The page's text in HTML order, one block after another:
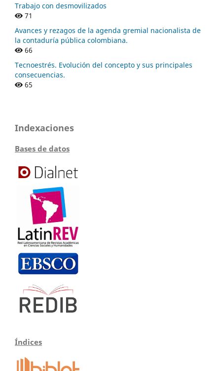
Trabajo con desmovilizados
71
Avances y rezagos de la agenda gremial nacionalista de
la contaduría pública colombiana.
66
Tecnoestrés. Evolución del concepto y sus principales
consecuencias.
65
Indexaciones
Bases de datos
Índices